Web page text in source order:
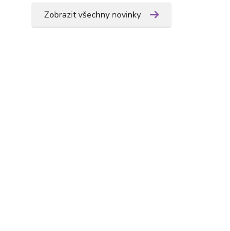
Zobrazit všechny novinky